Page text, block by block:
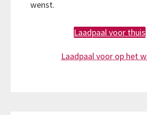
wenst.
Laadpaal voor thuis
Laadpaal voor op het